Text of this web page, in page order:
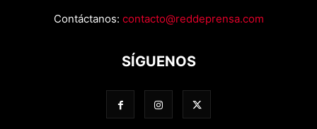
Contáctanos: contacto@reddeprensa.com
SÍGUENOS